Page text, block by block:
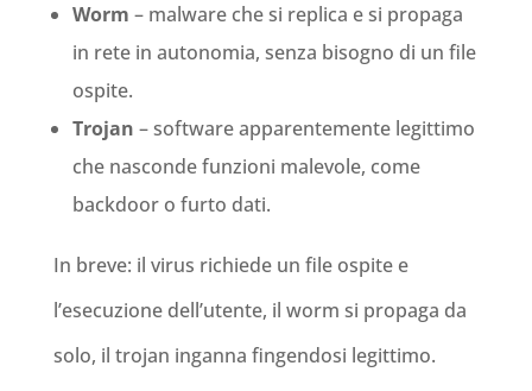
Worm – malware che si replica e si propaga
in rete in autonomia, senza bisogno di un file
ospite.
Trojan – software apparentemente legittimo
che nasconde funzioni malevole, come
backdoor o furto dati.
In breve: il virus richiede un file ospite e
l’esecuzione dell’utente, il worm si propaga da
solo, il trojan inganna fingendosi legittimo.